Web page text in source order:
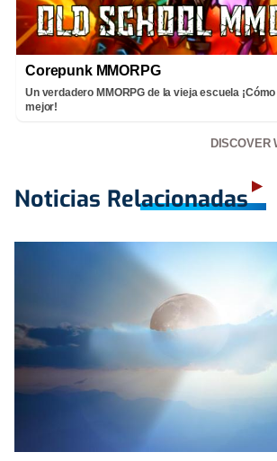
Corepunk MMORPG
Un verdadero MMORPG de la vieja escuela
mejor!
DISCOVER
Noticias Relacionadas